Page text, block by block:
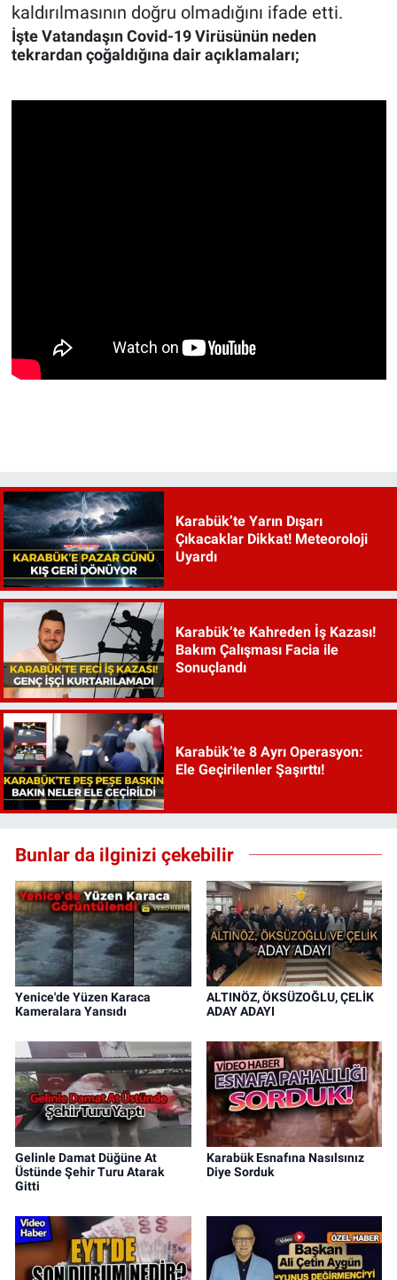
kaldırılmasının doğru olmadığını ifade etti.
İşte Vatandaşın Covid-19 Virüsünün neden
tekrardan çoğaldığına dair açıklamaları;
Karabük’te Yarın Dışarı
Çıkacaklar Dikkat! Meteoroloji
Uyardı
Karabük’te Kahreden İş Kazası!
Bakım Çalışması Facia ile
Sonuçlandı
Karabük’te 8 Ayrı Operasyon:
Ele Geçirilenler Şaşırttı!
Bunlar da ilginizi çekebilir
Yenice'de Yüzen Karaca
Kameralara Yansıdı
ALTINÖZ, ÖKSÜZOĞLU, ÇELİK
ADAY ADAYI
Gelinle Damat Düğüne At
Üstünde Şehir Turu Atarak
Gitti
Karabük Esnafına Nasılsınız
Diye Sorduk